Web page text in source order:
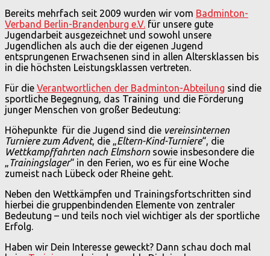
Bereits mehrfach seit 2009 wurden wir vom Badminton-
Verband Berlin-Brandenburg e.V. für unsere gute
Jugendarbeit ausgezeichnet und sowohl unsere
Jugendlichen als auch die der eigenen Jugend
entsprungenen Erwachsenen sind in allen Altersklassen bis
in die höchsten Leistungsklassen vertreten.
Für die Verantwortlichen der Badminton-Abteilung sind die
sportliche Begegnung, das Training und die Förderung
junger Menschen von großer Bedeutung:
Höhepunkte für die Jugend sind die vereinsinternen
Turniere zum Advent, die „Eltern-Kind-Turniere“, die
Wettkampffahrten nach Elmshorn sowie insbesondere die
„Trainingslager“ in den Ferien, wo es für eine Woche
zumeist nach Lübeck oder Rheine geht.
Neben den Wettkämpfen und Trainingsfortschritten sind
hierbei die gruppenbindenden Elemente von zentraler
Bedeutung – und teils noch viel wichtiger als der sportliche
Erfolg.
Haben wir Dein Interesse geweckt? Dann schau doch mal